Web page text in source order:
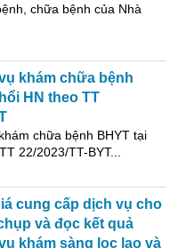
chữa bệnh của Nhà
khám chữa bệnh
HN theo TT
chữa bệnh BHYT tại
22/2023/TT-BYT...
cung cấp dịch vụ cho
và đọc kết quả
khám sàng lọc lao và